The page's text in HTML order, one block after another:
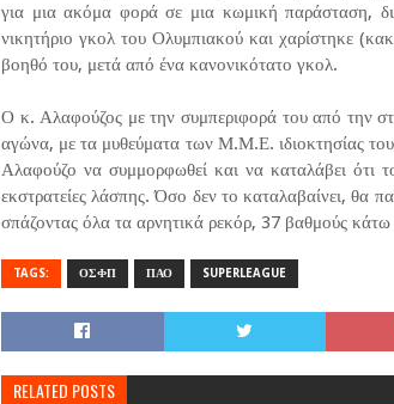
για μια ακόμα φορά σε μια κωμική παράσταση,
νικητήριο γκολ του Ολυμπιακού και χαρίστηκε
βοηθό του, μετά από ένα κανονικότατο γκολ.
Ο κ. Αλαφούζος με την συμπεριφορά του από την
αγώνα, με τα μυθεύματα των Μ.Μ.Ε. ιδιοκτησίας
Αλαφούζο να συμμορφωθεί και να καταλάβει ότι
εκστρατείες λάσπης. Όσο δεν το καταλαβαίνει, θα
σπάζοντας όλα τα αρνητικά ρεκόρ, 37 βαθμούς
TAGS: ΟΣΦΠ ΠΑΟ SUPERLEAGUE
RELATED POSTS